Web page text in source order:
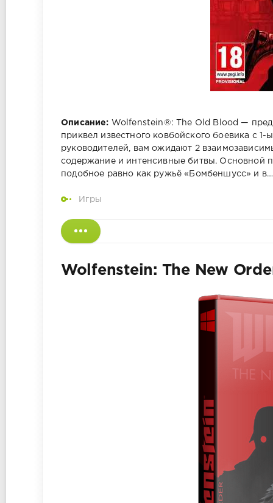
Описание: Wolfenstein®: The Old Blood —
приквел известного ковбойского боевика с
руководителей, вам ожидают 2
содержание и интенсивные битвы. Основной
подобное равно как ружьё «Бомбеншусс» и в…
Игры
Wolfenstein: The New